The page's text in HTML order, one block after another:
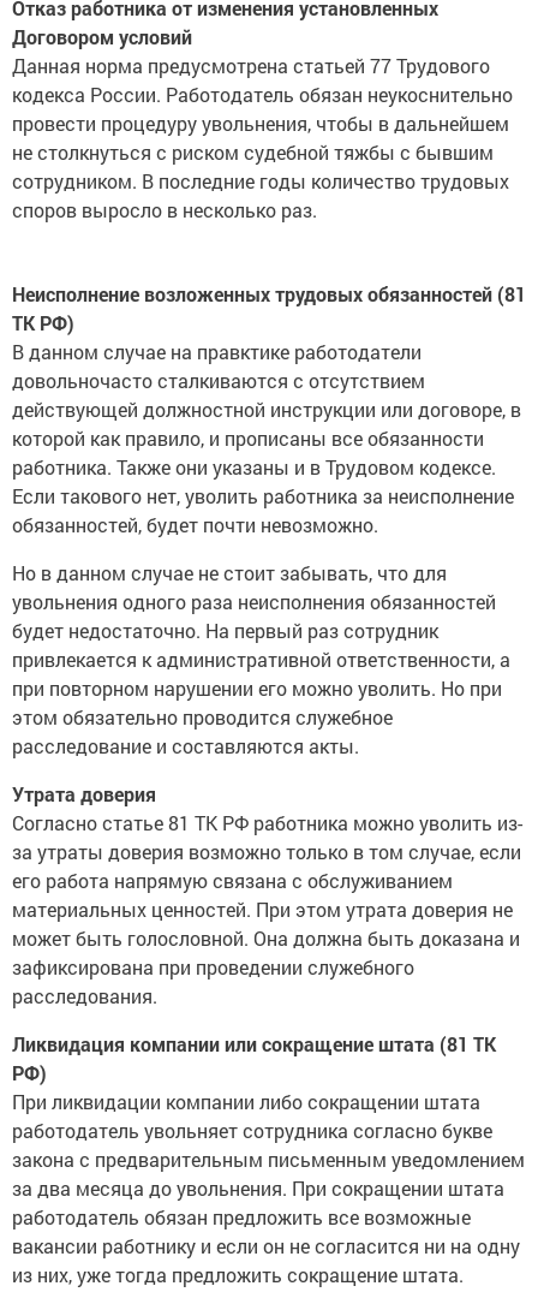
Отказ работника от изменения установленных
Договором условий
Данная норма предусмотрена статьей 77 Трудового
кодекса России. Работодатель обязан неукоснительно
провести процедуру увольнения, чтобы в дальнейшем
не столкнуться с риском судебной тяжбы с бывшим
сотрудником. В последние годы количество трудовых
споров выросло в несколько раз.
Неисполнение возложенных трудовых обязанностей (81
ТК РФ)
В данном случае на правктике работодатели
довольночасто сталкиваются с отсутствием
действующей должностной инструкции или договоре, в
которой как правило, и прописаны все обязанности
работника. Также они указаны и в Трудовом кодексе.
Если такового нет, уволить работника за неисполнение
обязанностей, будет почти невозможно.
Но в данном случае не стоит забывать, что для
увольнения одного раза неисполнения обязанностей
будет недостаточно. На первый раз сотрудник
привлекается к административной ответственности, а
при повторном нарушении его можно уволить. Но при
этом обязательно проводится служебное
расследование и составляются акты.
Утрата доверия
Согласно статье 81 ТК РФ работника можно уволить из-
за утраты доверия возможно только в том случае, если
его работа напрямую связана с обслуживанием
материальных ценностей. При этом утрата доверия не
может быть голословной. Она должна быть доказана и
зафиксирована при проведении служебного
расследования.
Ликвидация компании или сокращение штата (81 ТК
РФ)
При ликвидации компании либо сокращении штата
работодатель увольняет сотрудника согласно букве
закона с предварительным письменным уведомлением
за два месяца до увольнения. При сокращении штата
работодатель обязан предложить все возможные
вакансии работнику и если он не согласится ни на одну
из них, уже тогда предложить сокращение штата.